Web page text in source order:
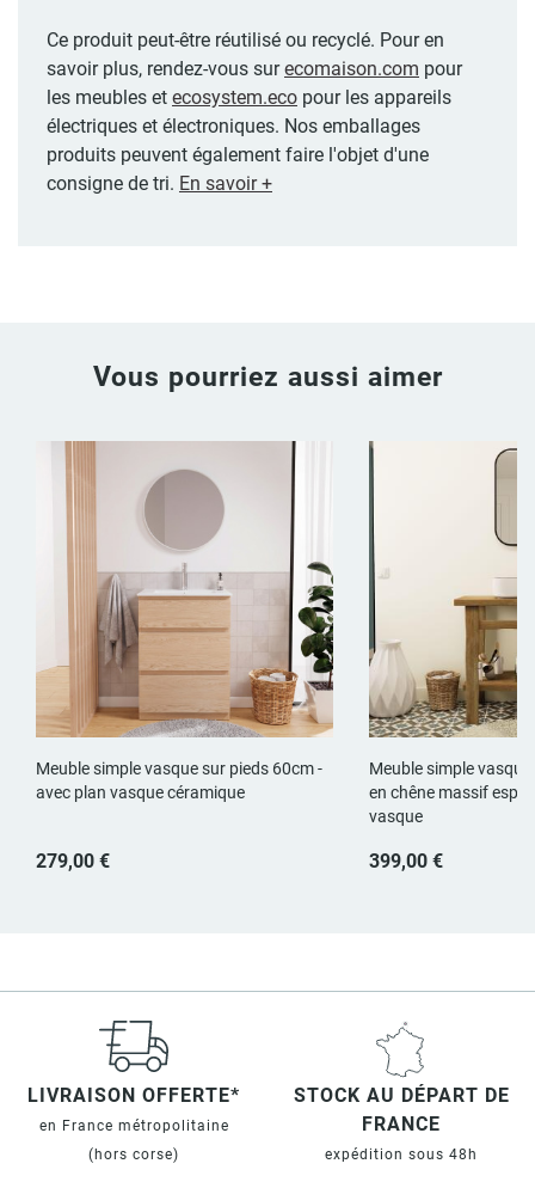
Ce produit peut-être réutilisé ou recyclé. Pour en
savoir plus, rendez-vous surecomaison.com pour
les meubles et ecosystem.eco pour les appareils
électriques et électroniques. Nos emballages
produits peuvent également faire l'objet d'une
consigne de tri. En savoir +
Vous pourriez aussi aimer
Meuble simple vasque sur pieds 60cm -
avec plan vasque céramique
279,00 €
Meuble simple
en chêne massif
vasque
399,00 €
LIVRAISON OFFERTE*
en France métropolitaine
(hors corse)
STOCK AU DÉPART DE
FRANCE
expédition sous 48h